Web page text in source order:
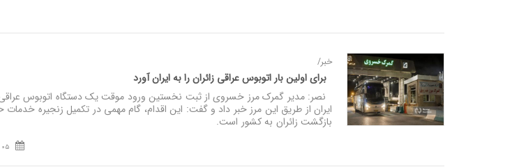
خبر/
برای اولین‌ بار اتوبوس عراقی زائران را به ایران آورد
نصر: مدیر گمرک مرز خسروی از ثبت نخستین ورود موقت یک دستگاه اتوبوس عراقی
ایران از طریق این مرز خبر داد و گفت: این اقدام، گام مهمی در تکمیل زنجیره
بازگشت زائران به کشور است.
05 مرداد 14